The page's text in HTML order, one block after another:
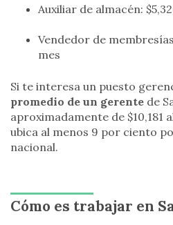
Auxiliar de almacén:
Vendedor de
mes
Si te interesa un puesto
promedio de un gerente de
aproximadamente de $10,181
ubica al menos 9 por ciento
nacional.
Cómo es trabajar en